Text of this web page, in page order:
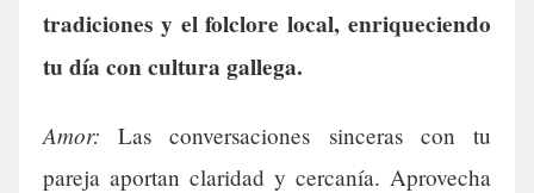
tradiciones y el folclore local, enriqueciendo
tu día con cultura gallega.
Amor: Las conversaciones sinceras con tu
pareja aportan claridad y cercanía. Aprovecha